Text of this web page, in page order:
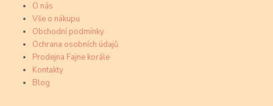
O nás
Vše o nákupu
Obchodní podmínky
Ochrana osobních údajů
Prodejna Fajne korále
Kontakty
Blog